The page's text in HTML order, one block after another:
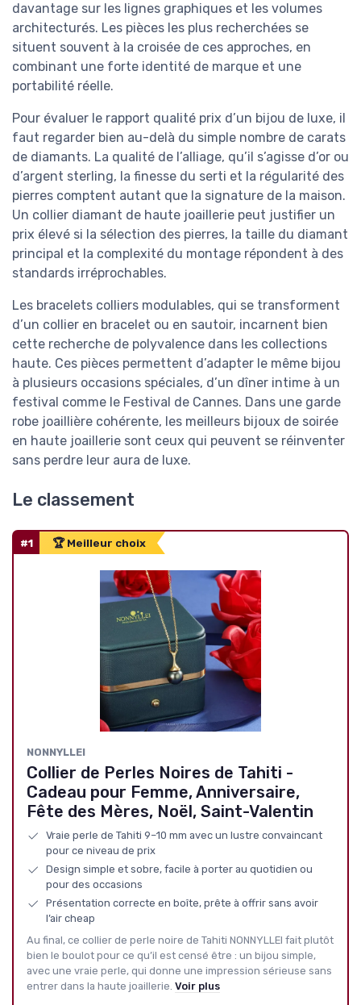
davantage sur les lignes graphiques et les volumes
architecturés. Les pièces les plus recherchées se
situent souvent à la croisée de ces approches, en
combinant une forte identité de marque et une
portabilité réelle.
Pour évaluer le rapport qualité prix d’un bijou de luxe, il
faut regarder bien au-delà du simple nombre de carats
de diamants. La qualité de l’alliage, qu’il s’agisse d’or ou
d’argent sterling, la finesse du serti et la régularité des
pierres comptent autant que la signature de la maison.
Un collier diamant de haute joaillerie peut justifier un
prix élevé si la sélection des pierres, la taille du diamant
principal et la complexité du montage répondent à des
standards irréprochables.
Les bracelets colliers modulables, qui se transforment
d’un collier en bracelet ou en sautoir, incarnent bien
cette recherche de polyvalence dans les collections
haute. Ces pièces permettent d’adapter le même bijou
à plusieurs occasions spéciales, d’un dîner intime à un
festival comme le Festival de Cannes. Dans une garde
robe joaillière cohérente, les meilleurs bijoux de soirée
en haute joaillerie sont ceux qui peuvent se réinventer
sans perdre leur aura de luxe.
Le classement
#1 🏆 Meilleur choix
NONNYLLEI
Collier de Perles Noires de Tahiti -
Cadeau pour Femme, Anniversaire,
Fête des Mères, Noël, Saint-Valentin
Vraie perle de Tahiti 9–10 mm avec un lustre convaincant
pour ce niveau de prix
Design simple et sobre, facile à porter au quotidien ou
pour des occasions
Présentation correcte en boîte, prête à offrir sans avoir
l’air cheap
Au final, ce collier de perle noire de Tahiti NONNYLLEI fait plutôt
bien le boulot pour ce qu’il est censé être : un bijou simple,
avec une vraie perle, qui donne une impression sérieuse sans
entrer dans la haute joaillerie. Voir plus